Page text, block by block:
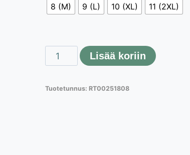
8 (M) 9 (L) 10 (XL) 11 (2XL)
Lahti
Pro
suojakäsineet
Lisää koriin
Tuotetunnus: RT00251808